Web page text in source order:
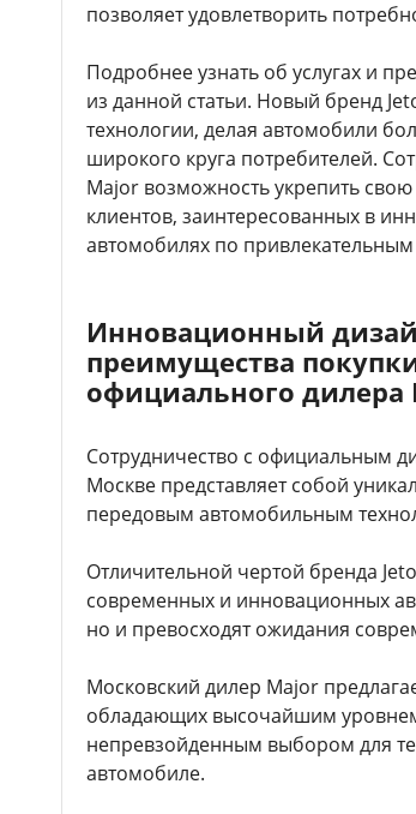
позволяет удовлетворить
Подробнее узнать об услугах и
из данной статьи. Новый бренд
технологии, делая автомобили
широкого круга потребителей.
Major возможность укрепить
клиентов, заинтересованных в
автомобилях по
Инновационный
преимущества
официального дилера
Сотрудничество с официальным
Москве представляет собой
передовым автомобильным
Отличительной чертой бренда
современных и инновационных
но и превосходят ожидания
Московский дилер Major
обладающих высочайшим уровнем
непревзойденным выбором для
автомобиле.